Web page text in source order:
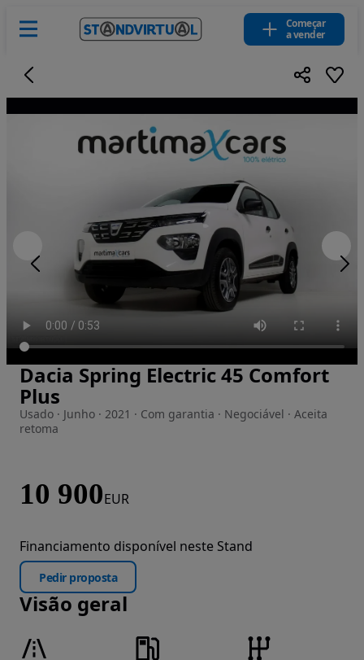
Começar
a vender
Imagem 1 de 22
Dacia Spring Electric 45 Comfort
Plus
Usado · Junho · 2021 · Com garantia · Negociável · Aceita
retoma
10 900EUR
Financiamento disponível neste Stand
Pedir proposta
Visão geral